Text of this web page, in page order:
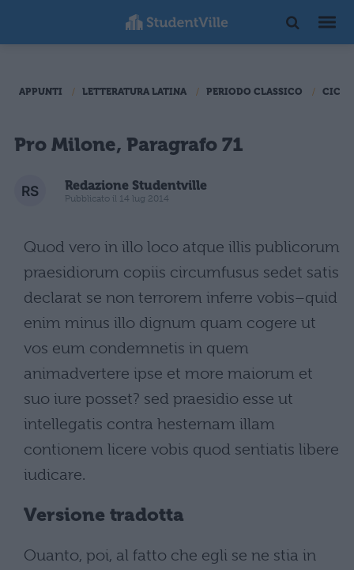
APPUNTI LETTERATURA LATINA PERIODO CLASSICO
Pro Milone, Paragrafo 71
Redazione Studentville
Pubblicato il 14 lug 2014
Quod vero in illo loco atque illis publicorum
praesidiorum copiis circumfusus sedet satis
declarat se non terrorem inferre vobis–quid
enim minus illo dignum quam cogere ut
vos eum condemnetis in quem
animadvertere ipse et more maiorum et
suo iure posset? sed praesidio esse ut
intellegatis contra hesternam illam
contionem licere vobis quod sentiatis libere
iudicare.
Versione tradotta
Ouanto, poi, al fatto che egli se ne stia in